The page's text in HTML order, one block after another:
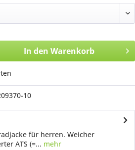
In den Warenkorb
10
für herren. Weicher
ATS (=... mehr